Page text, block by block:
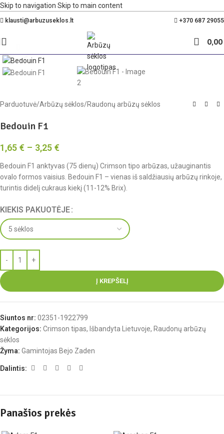
Skip to navigation Skip to main content
klausti@arbuzuseklos.lt +370 687 29055
0,00
Spustelėkite, kad padidintumėte
Parduotuvė/Arbūzų sėklos/Raudonų arbūzų sėklos
Bedouin F1
1,65 € – 3,25 €
Bedouin F1 anktyvas (75 dienų) Crimson tipo arbūzas, užauginantis
ovalo formos vaisius. Bedouin F1 – vienas iš saldžiausių arbūzų rinkoje,
turintis didelį cukraus kiekį (11-12% Brix).
KIEKIS PAKUOTĖJE
Į KREPŠELĮ
Siuntos nr: 02351-1922799
Kategorijos: Crimson tipas, Išbandyta Lietuvoje, Raudonų arbūzų
sėklos
Žyma: Gamintojas Bejo Zaden
Dalintis:
Panašios prekės